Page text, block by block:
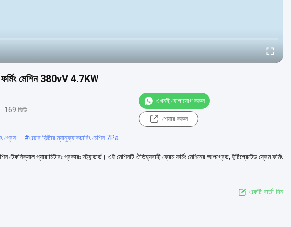
ফর্মিং মেশিন 380vV 4.7KW
169 ভিউ
এখনই যোগাযোগ করুন
শেয়ার করুন
প্রেস #এয়ার ফিল্টার ম্যানুফ্যাকচারিং মেশিন 7Pa
প্যারামিটারঃ প্রকারঃ স্ট্যান্ডার্ড। এই মেশিনটি ঐতিহ্যবাহী ফ্রেম ফর্মিং মেশিনের আপগ্রেড, ইন্টিগ্রেটেড ফ্রেম ফর্মিং
একটি বার্তা দিন